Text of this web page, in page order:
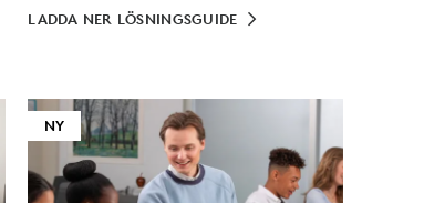
LADDA NER LÖSNINGSGUIDE
NY